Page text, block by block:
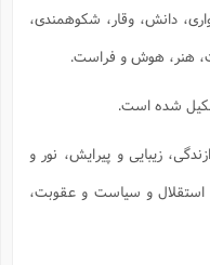
دانش، وقار، شکوهمندی،
هنر، هوش و فراست.
شده است.
زیبایی و پیرایش، نور و
استقلال و سیاست و عقوبت،